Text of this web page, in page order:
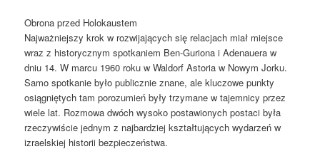
Obrona przed Holokaustem
Najważniejszy krok w rozwijających się relacjach miał miejsce
wraz z historycznym spotkaniem Ben-Guriona i Adenauera w
dniu 14. W marcu 1960 roku w Waldorf Astoria w Nowym Jorku.
Samo spotkanie było publicznie znane, ale kluczowe punkty
osiągniętych tam porozumień były trzymane w tajemnicy przez
wiele lat. Rozmowa dwóch wysoko postawionych postaci była
rzeczywiście jednym z najbardziej kształtujących wydarzeń w
izraelskiej historii bezpieczeństwa.